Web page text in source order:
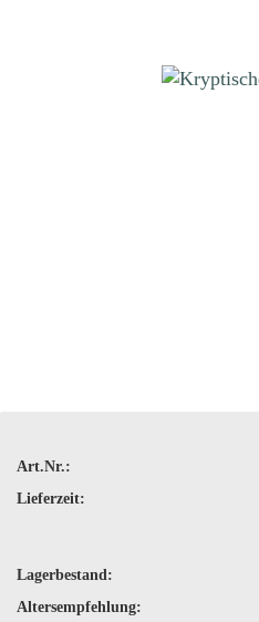
Art.Nr.:
Lieferzeit:
Lagerbestand:
Altersempfehlung: